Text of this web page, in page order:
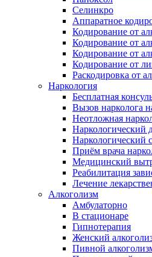
Селинкро
Аппаратное
Кодирование от
Кодирование от
Кодирование от
Кодирование от
Раскодировка от
Наркология
Бесплатная
Вызов нарколога
Неотложная
Наркологический
Наркологический
Приём врача
Медицинский
Реабилитация
Лечение
Алкоголизм
Амбулаторно
В стационаре
Гипнотерапия
Женский
Пивной